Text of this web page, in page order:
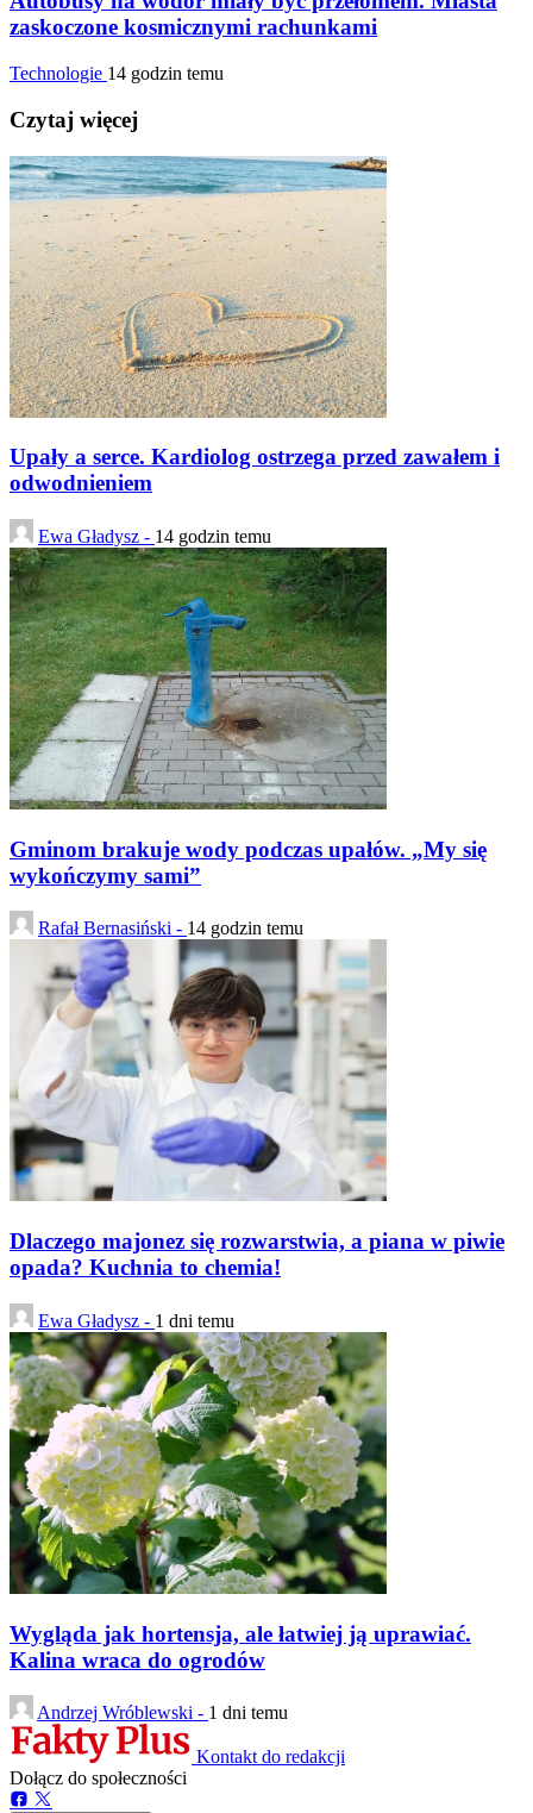
zaskoczone kosmicznymi rachunkami
Technologie 14 godzin temu
Czytaj więcej
Upały a serce. Kardiolog ostrzega przed zawałem i
odwodnieniem
Ewa Gładysz - 14 godzin temu
Gminom brakuje wody podczas upałów. „My się
wykończymy sami”
Rafał Bernasiński - 14 godzin temu
Dlaczego majonez się rozwarstwia, a piana w piwie
opada? Kuchnia to chemia!
Ewa Gładysz - 1 dni temu
Wygląda jak hortensja, ale łatwiej ją uprawiać.
Kalina wraca do ogrodów
Andrzej Wróblewski - 1 dni temu
Kontakt do redakcji
Dołącz do społeczności